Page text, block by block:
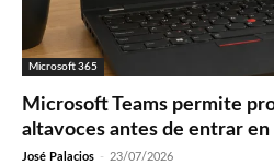
Microsoft 365
Microsoft Teams permite
altavoces antes de entrar
José Palacios - 23/07/2026